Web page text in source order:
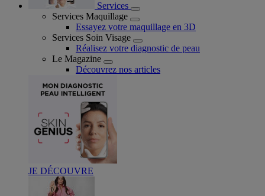
Services
Services Maquillage
Essayez votre maquillage en 3D
Services Soin Visage
Réalisez votre diagnostic de peau
Le Magazine
Découvrez nos articles
JE DÉCOUVRE